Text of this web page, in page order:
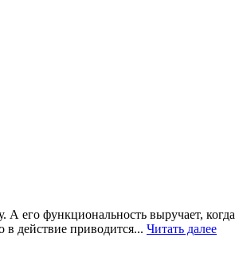
его функциональность выручает, когда
действие приводится... Читать далее